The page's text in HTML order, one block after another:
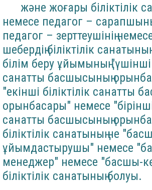
және жоғары біліктілік
немесе педагог –
педагог – зерттеушінің
шебердің біліктілік
білім беру ұйымының "үшінші
санатты басшысының
"екінші біліктілік санатты
орынбасары" немесе "бірінші
санатты басшысының
біліктілік санатының не
ұйымдастырушы" немесе
менеджер" немесе "басшы-
біліктілік санатының болуы.